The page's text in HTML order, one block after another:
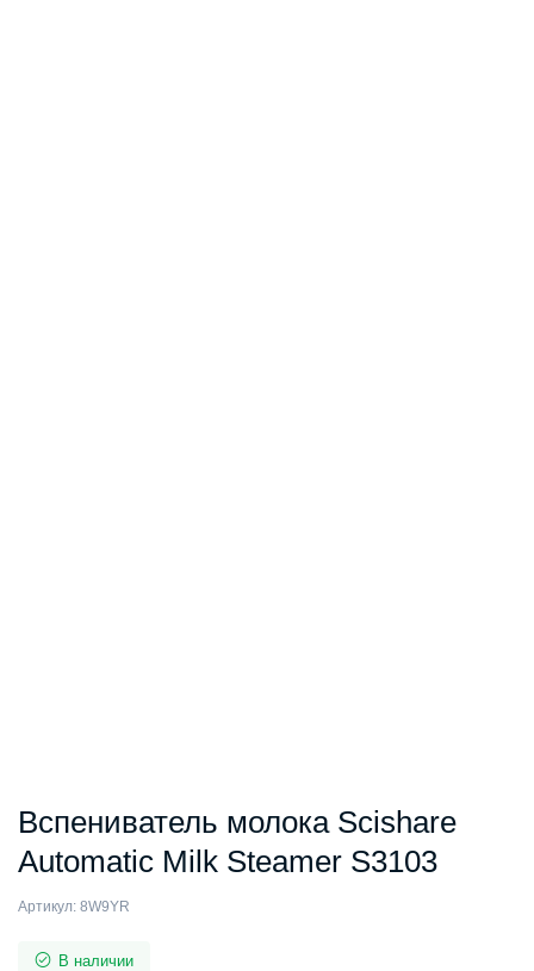
Вспениватель молока Scishare
Automatic Milk Steamer S3103
Артикул: 8W9YR
В наличии